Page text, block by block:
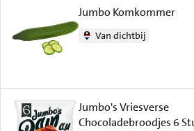
Jumbo Komkommer
Van dichtbij
Jumbo's Vriesverse
Chocoladebroodjes 6